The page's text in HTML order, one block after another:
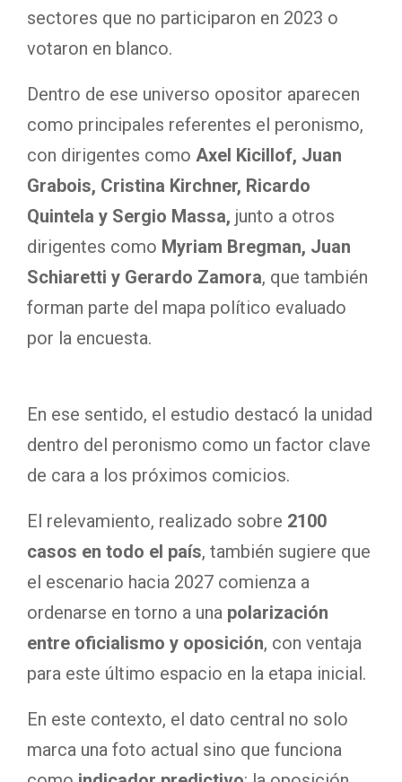
sectores que no participaron en 2023 o
votaron en blanco.
Dentro de ese universo opositor aparecen
como principales referentes el peronismo,
con dirigentes como Axel Kicillof, Juan
Grabois, Cristina Kirchner, Ricardo
Quintela y Sergio Massa, junto a otros
dirigentes como Myriam Bregman, Juan
Schiaretti y Gerardo Zamora, que también
forman parte del mapa político evaluado
por la encuesta.
En ese sentido, el estudio destacó la unidad
dentro del peronismo como un factor clave
de cara a los próximos comicios.
El relevamiento, realizado sobre 2100
casos en todo el país, también sugiere que
el escenario hacia 2027 comienza a
ordenarse en torno a una polarización
entre oficialismo y oposición, con ventaja
para este último espacio en la etapa inicial.
En este contexto, el dato central no solo
marca una foto actual sino que funciona